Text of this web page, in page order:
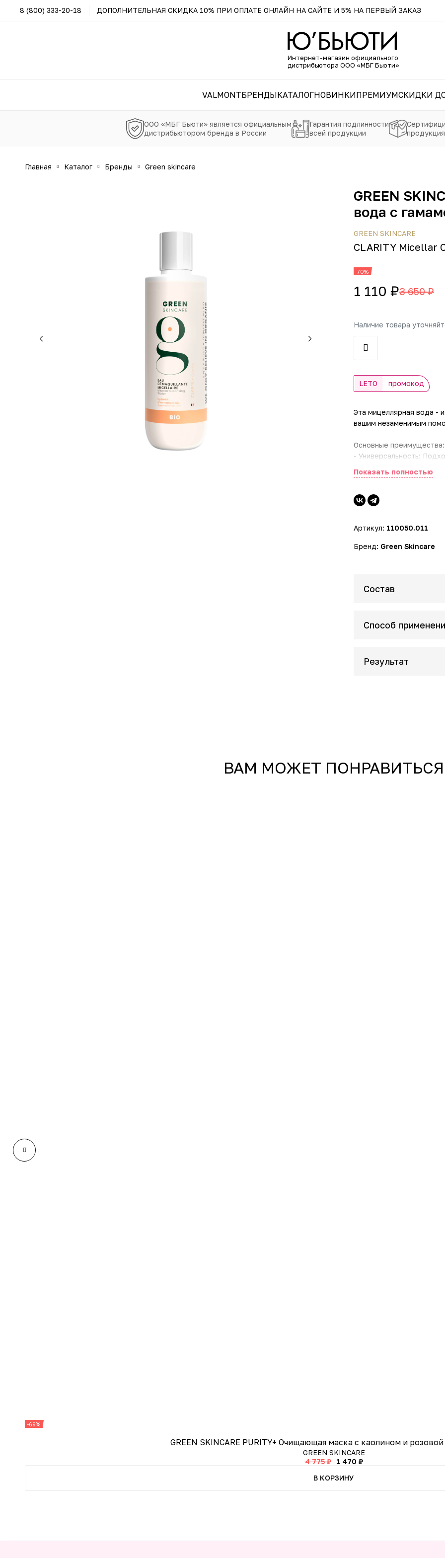
8 (800) 333-20-18 ДОПОЛНИТЕЛЬНАЯ СКИДКА 10% ПРИ ОПЛАТЕ ОНЛАЙН НА САЙТЕ И 5% НА ПЕРВЫЙ ЗАКАЗ
Интернет-магазин официального
дистрибьютора ООО «МБГ Бьюти»
VALMONTБРЕНДЫКАТАЛОГНОВИНКИПРЕМИУМСКИДКИ
ООО «МБГ Бьюти» является официальным
дистрибьютором бренда в России
Гарантия подлинности
всей продукции
продукция
главная каталог бренды green skincare
GREEN
вода с
GREEN SKINCARE
CLARITY Micellar
-70%
1 110 ₽3 650 ₽
Наличие товара
LETO промокод
Эта мицеллярная вода -
вашим незаменимым
Основные преимущества:
- Универсальность:
- Эффективность:
- Натуральный состав:
- Органическая
дарит коже свежесть и
Показать полностью
Артикул: 110050.011
Бренд: Green Skincare
Состав
Способ
Результат
ВАМ МОЖЕТ ПОНРАВИТЬСЯ
-69%
GREEN SKINCARE PURITY+ Очищающая маска с каолином и
GREEN SKINCARE
4 775 ₽
1 470 ₽
В КОРЗИНУ